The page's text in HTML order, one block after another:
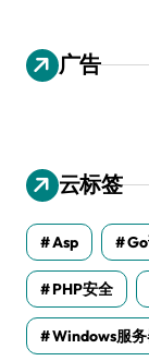
广告
云标签
Asp
PHP安全
Windows服